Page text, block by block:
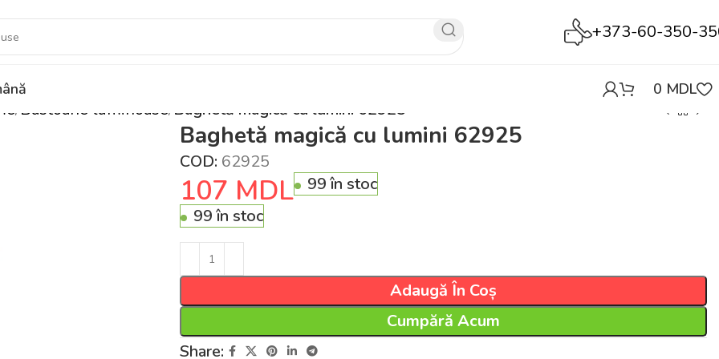
+373-60-350-
0 MDL
Bastoane luminoase Baghetă magică cu lumini 62925
Baghetă magică cu lumini 62925
COD: 62925
107 MDL
99 în stoc
99 în stoc
Adaugă În Coș
Cumpără Acum
Share: